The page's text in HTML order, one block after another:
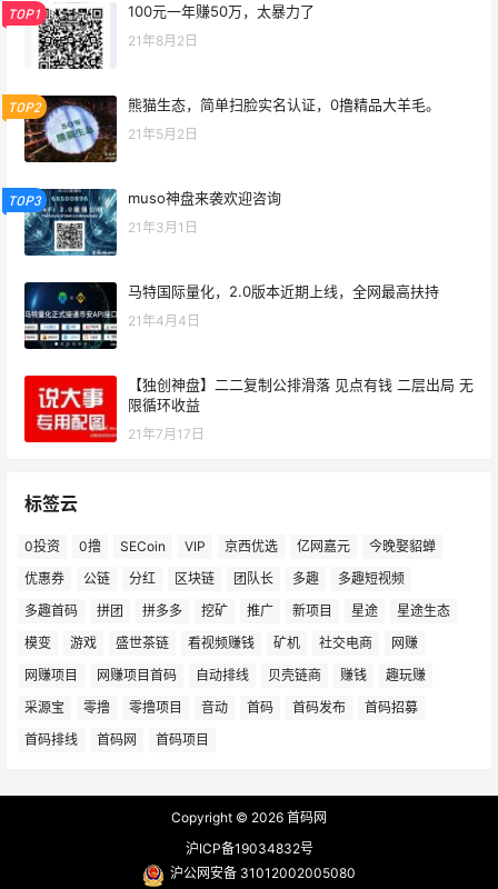
TOP1 100元一年赚50万，太暴力了
21年8月2日
TOP2 熊猫生态，简单扫脸实名认证，0撸精品大羊毛。
21年5月2日
TOP3 muso神盘来袭欢迎咨询
21年3月1日
马特国际量化，2.0版本近期上线，全网最高扶持
21年4月4日
【独创神盘】二二复制公排滑落 见点有钱 二层出局 无
限循环收益
21年7月17日
标签云
0投资 0撸 SECoin VIP 京西优选 亿网嘉元
今晚娶貂蝉
优惠券
公链 分红 区块链 团队长 多趣
多趣短视频
多趣首码
拼团 拼多多 挖矿 推广 新项目 星途
星途生态
模变
游戏 盛世茶链 看视频赚钱 矿机 社交电商
网赚
网赚项目
网赚项目首码 自动排线 贝壳链商 赚钱
趣玩赚
采源宝
零撸 零撸项目 音动 首码 首码发布
首码招募
首码排线
首码网 首码项目
Copyright © 2026 首码网
沪ICP备19034832号
沪公网安备 31012002005080